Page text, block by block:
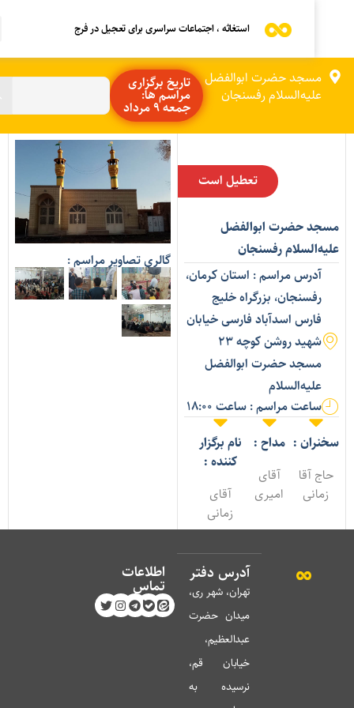
استغاثه ، اجتماعات سراسری برای تعجیل در فرج
مسجد حضرت ابوالفضل
علیه‌السلام رفسنجان
تاریخ برگزاری
مراسم ها:
جمعه 9 مرداد
تعطیل است
حضرت ابوالفضل
رفسنجان
آدرس مراسم : استان کرمان،
رفسنجان، بزرگراه خلیج
فارس اسدآباد فارسی خیابان
شهید روشن کوچه 23
مسجد حضرت ابوالفضل
علیه‌السلام
ساعت مراسم : ساعت 18:00
:
حاج آقا
زمانی
مداح :
آقای
امیری
نام برگزار
کننده :
آقای
زمانی
گالری تصاویر مراسم :
آدرس دفتر
تهران، شهر ری،
میدان حضرت
عبدالعظیم،
خیابان قم،
نرسیده به
اطلاعات
تماس